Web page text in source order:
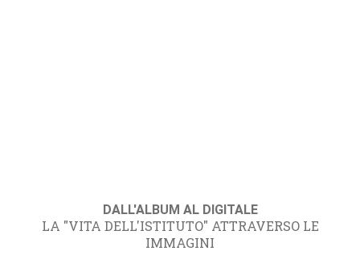
DALL'ALBUM AL DIGITALE
LA "VITA DELL'ISTITUTO" ATTRAVERSO LE
IMMAGINI